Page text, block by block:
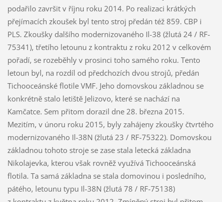
podařilo završit v říjnu roku 2014. Po realizaci krátkých
přejímacích zkoušek byl tento stroj předán též 859. CBP i
PLS. Zkoušky dalšího modernizovaného Il-38 (žlutá 24 / RF-
75341), třetího letounu z kontraktu z roku 2012 v celkovém
pořadí, se rozeběhly v prosinci toho samého roku. Tento
letoun byl, na rozdíl od předchozích dvou strojů, předán
Tichooceánské flotile VMF. Jeho domovskou základnou se
konkrétně stalo letiště Jelizovo, které se nachází na
Kamčatce. Sem přitom dorazil dne 28. března 2015.
Mezitím, v únoru roku 2015, byly zahájeny zkoušky čtvrtého
modernizovaného Il-38N (žlutá 23 / RF-75322). Domovskou
základnou tohoto stroje se zase stala letecká základna
Nikolajevka, kterou však rovněž využívá Tichooceánská
flotila. Ta samá základna se stala domovinou i posledního,
pátého, letounu typu Il-38N (žlutá 78 / RF-75138)